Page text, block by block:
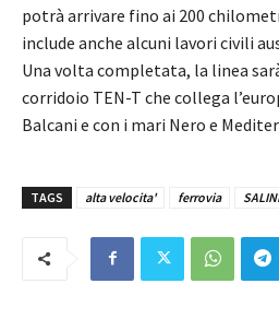
potrà arrivare fino ai 200
include anche alcuni lavori civili
Una volta completata, la linea
corridoio TEN-T che collega
Balcani e con i mari Nero e
TAGS alta velocita' ferrovia